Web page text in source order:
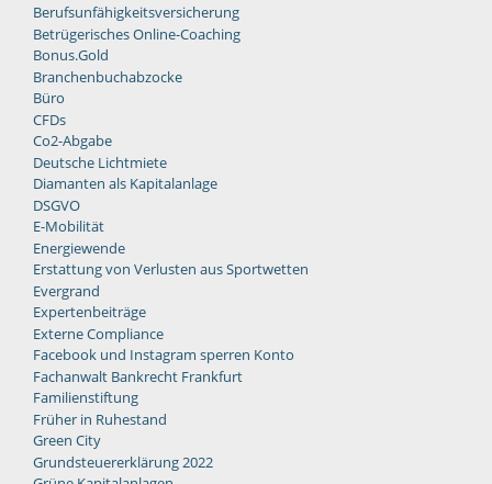
Berufsunfähigkeitsversicherung
Betrügerisches Online-Coaching
Bonus.Gold
Branchenbuchabzocke
Büro
CFDs
Co2-Abgabe
Deutsche Lichtmiete
Diamanten als Kapitalanlage
DSGVO
E-Mobilität
Energiewende
Erstattung von Verlusten aus Sportwetten
Evergrand
Expertenbeiträge
Externe Compliance
Facebook und Instagram sperren Konto
Fachanwalt Bankrecht Frankfurt
Familienstiftung
Früher in Ruhestand
Green City
Grundsteuererklärung 2022